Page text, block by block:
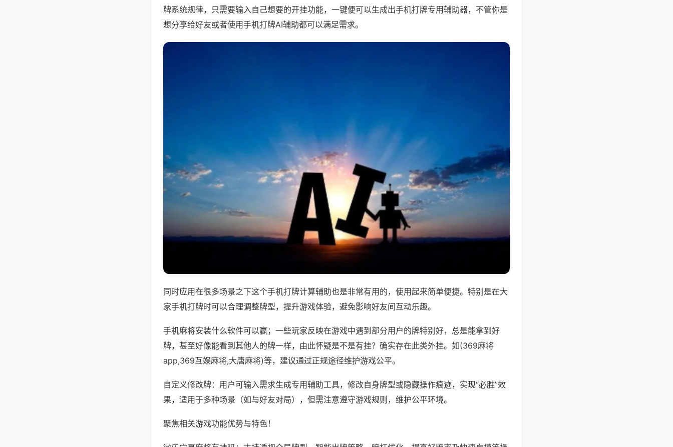
牌系统规律，只需要输入自己想要的开挂功能，一键便可以生成出手机打牌专用辅助器，不管你是
想分享给好友或者使用手机打牌AI辅助都可以满足需求。
同时应用在很多场景之下这个手机打牌计算辅助也是非常有用的，使用起来简单便捷。特别是在大
家手机打牌时可以合理调整牌型，提升游戏体验，避免影响好友间互动乐趣。
手机麻将安装什么软件可以赢；一些玩家反映在游戏中遇到部分用户的牌特别好，总是能拿到好
牌，甚至好像能看到其他人的牌一样，由此怀疑是不是有挂？确实存在此类外挂。如(369麻将
app,369互娱麻将,大唐麻将)等，建议通过正规途径维护游戏公平。
自定义修改牌：用户可输入需求生成专用辅助工具，修改自身牌型或隐藏操作痕迹，实现“必胜”效
果，适用于多种场景（如与好友对局），但需注意遵守游戏规则，维护公平环境。
聚焦相关游戏功能优势与特色！